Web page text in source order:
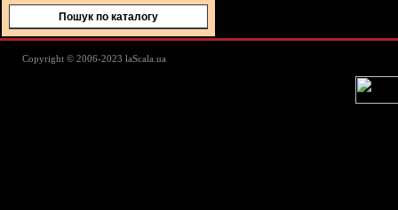
Пошук по каталогу
Copyright © 2006-2023 laScala.ua